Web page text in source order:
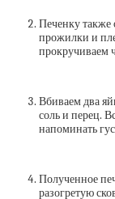
Печенку также
прожилки и
прокручиваем
Вбиваем два
соль и перец.
напоминать
Полученное
разогретую